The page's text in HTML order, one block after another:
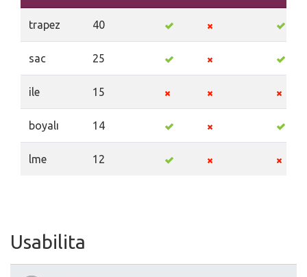
trapez 40
sac 25
ile 15
boyalı 14
lme 12
Usabilita